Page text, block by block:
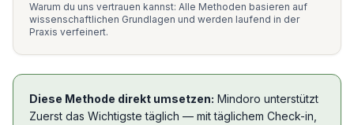
Warum du uns vertrauen kannst: Alle Methoden basieren auf
wissenschaftlichen Grundlagen und werden laufend in der
Praxis verfeinert.
Diese Methode direkt umsetzen: Mindoro unterstützt
Zuerst das Wichtigste täglich — mit täglichem Check-in,